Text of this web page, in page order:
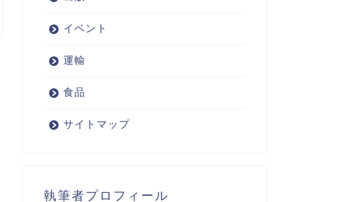
イベント
運輸
食品
サイトマップ
執筆者プロフィール